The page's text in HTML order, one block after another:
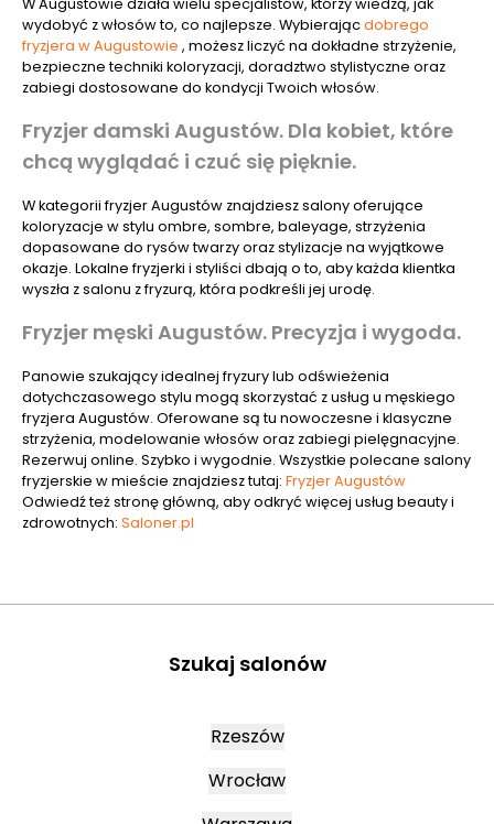
W Augustowie działa wielu specjalistów, którzy wiedzą, jak
wydobyć z włosów to, co najlepsze. Wybierającdobrego
fryzjera w Augustowie , możesz liczyć na dokładne strzyżenie,
bezpieczne techniki koloryzacji, doradztwo stylistyczne oraz
zabiegi dostosowane do kondycji Twoich włosów.
Fryzjer damski Augustów. Dla kobiet, które
chcą wyglądać i czuć się pięknie.
W kategorii fryzjer Augustów znajdziesz salony oferujące
koloryzacje w stylu ombre, sombre, baleyage, strzyżenia
dopasowane do rysów twarzy oraz stylizacje na wyjątkowe
okazje. Lokalne fryzjerki i styliści dbają o to, aby każda klientka
wyszła z salonu z fryzurą, która podkreśli jej urodę.
Fryzjer męski Augustów. Precyzja i wygoda.
Panowie szukający idealnej fryzury lub odświeżenia
dotychczasowego stylu mogą skorzystać z usług u męskiego
fryzjera Augustów. Oferowane są tu nowoczesne i klasyczne
strzyżenia, modelowanie włosów oraz zabiegi pielęgnacyjne.
Rezerwuj online. Szybko i wygodnie. Wszystkie polecane salony
fryzjerskie w mieście znajdziesz tutaj: Fryzjer Augustów
Odwiedź też stronę główną, aby odkryć więcej usług beauty i
zdrowotnych: Saloner.pl
Szukaj salonów
Rzeszów
Wrocław